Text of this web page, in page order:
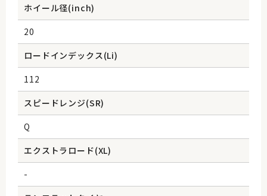
ホイール径(inch)
20
ロードインデックス(Li)
112
スピードレンジ(SR)
Q
エクストラロード(XL)
-